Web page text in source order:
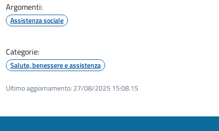
Argomenti:
Assistenza sociale
Categorie:
Salute, benessere e assistenza
Ultimo aggiornamento: 27/08/2025 15:08.15